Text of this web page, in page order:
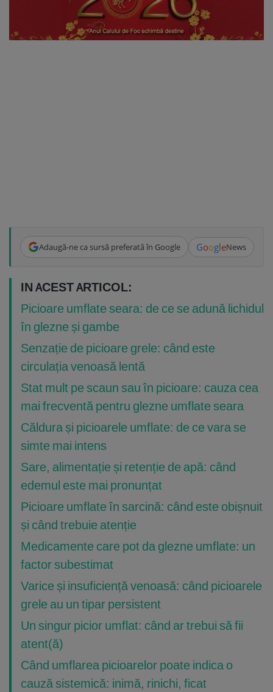
Adaugă-ne ca sursă preferată în Google GoogleNews
IN ACEST ARTICOL:
Picioare umflate seara: de ce se adună lichidul
în glezne și gambe
Senzație de picioare grele: când este
circulația venoasă lentă
Stat mult pe scaun sau în picioare: cauza cea
mai frecventă pentru glezne umflate seara
Căldura și picioarele umflate: de ce vara se
simte mai intens
Sare, alimentație și retenție de apă: când
edemul este mai pronunțat
Picioare umflate în sarcină: când este obișnuit
și când trebuie atenție
Medicamente care pot da glezne umflate: un
factor subestimat
Varice și insuficiență venoasă: când picioarele
grele au un tipar persistent
Un singur picior umflat: când ar trebui să fii
atent(ă)
Când umflarea picioarelor poate indica o
cauză sistemică: inimă, rinichi, ficat